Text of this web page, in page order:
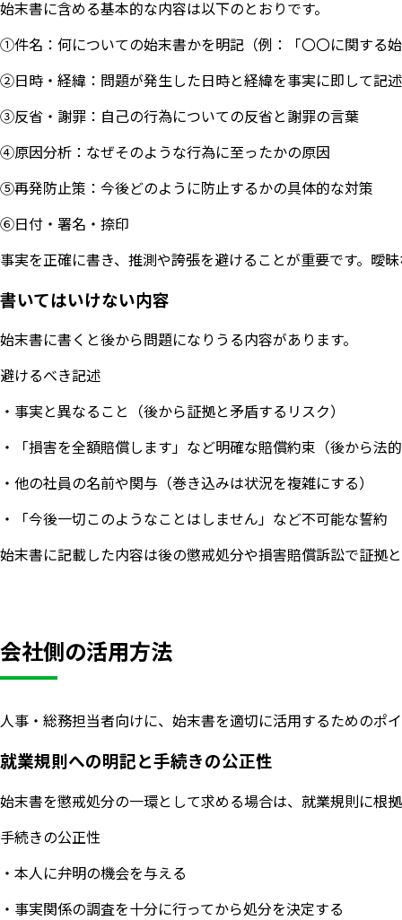
始末書に含める基本的な内容は以下のとおりです。
①件名：何についての始末書かを明記（例：「〇〇に関する
②日時・経緯：問題が発生した日時と経緯を事実に即して記述
③反省・謝罪：自己の行為についての反省と謝罪の言葉
④原因分析：なぜそのような行為に至ったかの原因
⑤再発防止策：今後どのように防止するかの具体的な対策
⑥日付・署名・捺印
事実を正確に書き、推測や誇張を避けることが重要です。曖
書いてはいけない内容
始末書に書くと後から問題になりうる内容があります。
避けるべき記述
・事実と異なること（後から証拠と矛盾するリスク）
・「損害を全額賠償します」など明確な賠償約束（後から法
・他の社員の名前や関与（巻き込みは状況を複雑にする）
・「今後一切このようなことはしません」など不可能な誓約
始末書に記載した内容は後の懲戒処分や損害賠償訴訟で証拠
会社側の活用方法
人事・総務担当者向けに、始末書を適切に活用するためのポ
就業規則への明記と手続きの公正性
始末書を懲戒処分の一環として求める場合は、就業規則に根
手続きの公正性
・本人に弁明の機会を与える
・事実関係の調査を十分に行ってから処分を決定する